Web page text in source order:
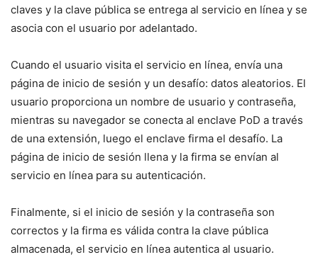
claves y la clave pública se entrega al servicio en línea y se
asocia con el usuario por adelantado.
Cuando el usuario visita el servicio en línea, envía una
página de inicio de sesión y un desafío: datos aleatorios. El
usuario proporciona un nombre de usuario y contraseña,
mientras su navegador se conecta al enclave PoD a través
de una extensión, luego el enclave firma el desafío. La
página de inicio de sesión llena y la firma se envían al
servicio en línea para su autenticación.
Finalmente, si el inicio de sesión y la contraseña son
correctos y la firma es válida contra la clave pública
almacenada, el servicio en línea autentica al usuario.